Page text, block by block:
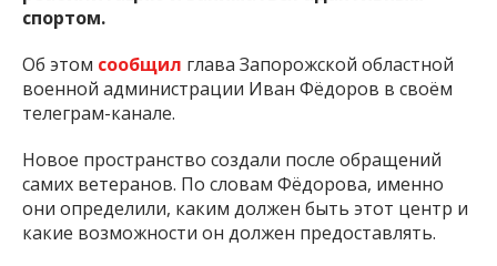
спортом.
Об этом сообщил глава Запорожской областной
военной администрации Иван Фёдоров в своём
телеграм-канале.
Новое пространство создали после обращений
самих ветеранов. По словам Фёдорова, именно
они определили, каким должен быть этот центр и
какие возможности он должен предоставлять.